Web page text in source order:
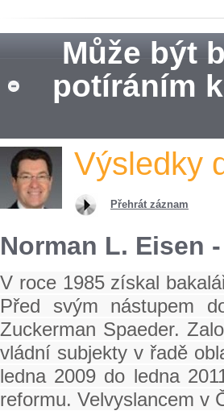
Může být
potíráním
Výsledky
Přehrát záznam
Norman L. Eisen
V roce 1985 získal
Před svým nástupem
Zuckerman Spaeder.
vládní subjekty v řadě
ledna 2009 do ledna
reformu. Velvyslancem v